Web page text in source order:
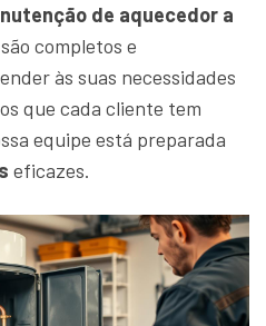
de aquecedor a
completos e
às suas necessidades
que cada cliente tem
equipe está preparada
eficazes.